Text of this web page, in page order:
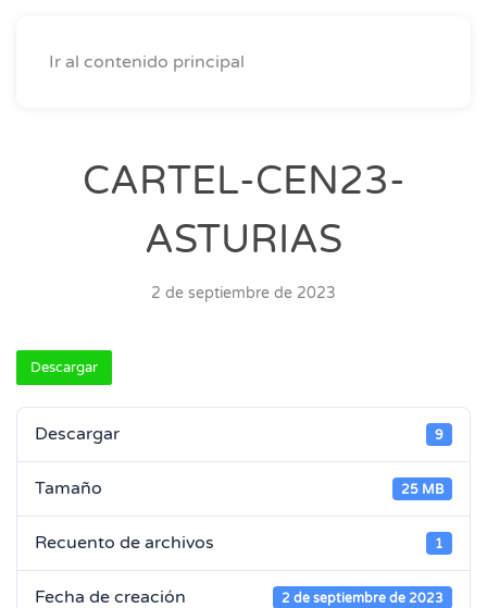
Ir al contenido principal
CARTEL-CEN23-
ASTURIAS
2 de septiembre de 2023
Descargar
Descargar 9
Tamaño 25 MB
Recuento de archivos 1
Fecha de creación 2 de septiembre de 2023